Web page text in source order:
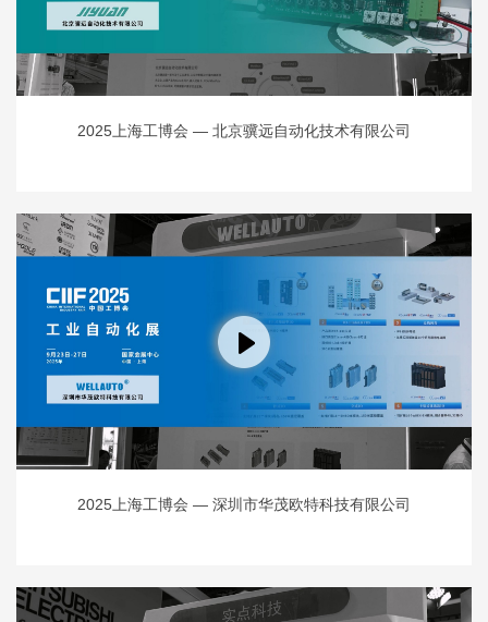
2025上海工博会 — 北京骥远自动化技术有限公司
2025上海工博会 — 深圳市华茂欧特科技有限公司